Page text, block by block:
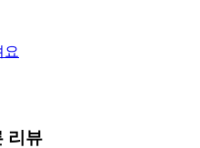
요
리뷰